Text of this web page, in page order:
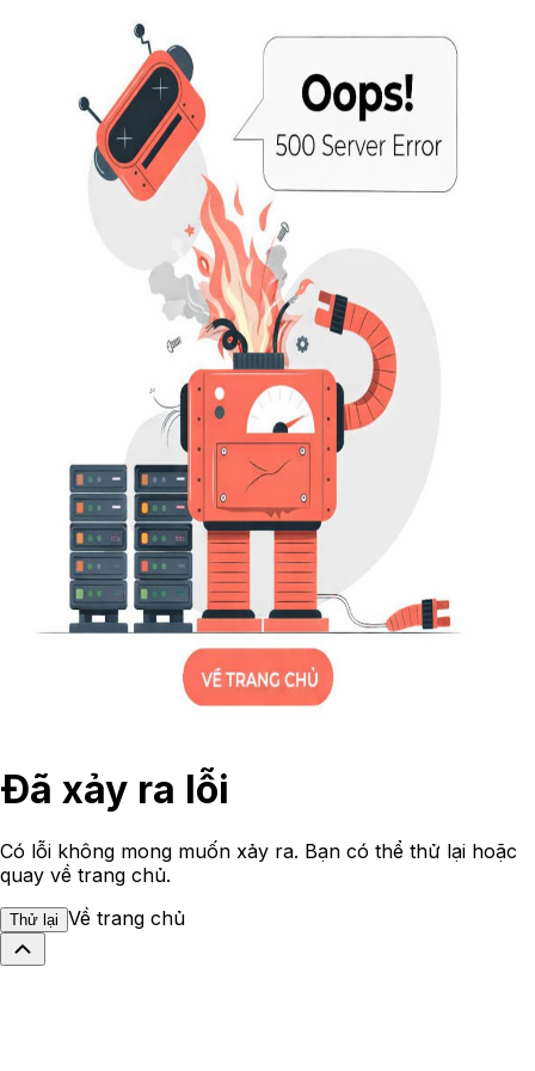
Đã xảy ra lỗi
Có lỗi không mong muốn xảy ra. Bạn có thể thử lại hoặc
quay về trang chủ.
Thử lại Về trang chủ